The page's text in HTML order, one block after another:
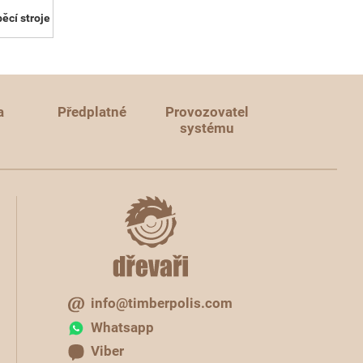
stroje
Předplatné
Provozovatel
systému
info@timberpolis.com
Whatsapp
Viber